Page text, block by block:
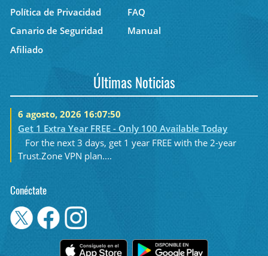
Política de Privacidad
FAQ
Canario de Seguridad
Manual
Afiliado
Últimas Noticias
6 agosto, 2026 16:07:50
Get 1 Extra Year FREE - Only 100 Available Today
For the next 3 days, get 1 year FREE with the 2-year
Trust.Zone VPN plan....
Conéctate